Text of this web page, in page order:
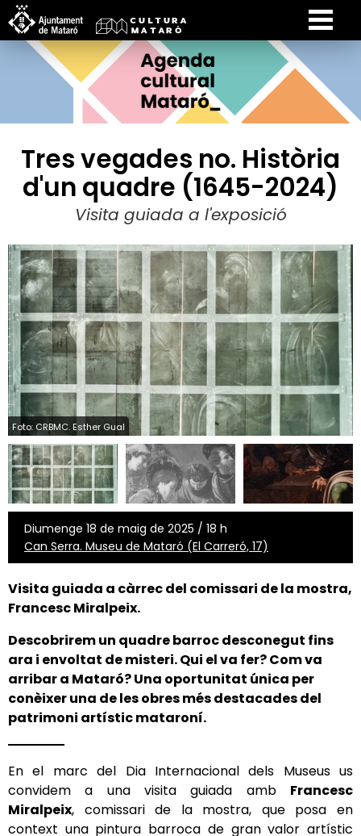
Tres vegades no. Història
d'un quadre (1645-2024)
Visita guiada a l'exposició
Foto: CRBMC. Esther Gual
Diumenge 18 de maig de 2025 / 18 h
Can Serra. Museu de Mataró (El Carreró, 17)
Visita guiada a càrrec del comissari de la mostra,
Francesc Miralpeix.
Descobrirem un quadre barroc desconegut fins
ara i envoltat de misteri. Qui el va fer? Com va
arribar a Mataró?Una oportunitat única per
conèixer una de les obres més destacades del
patrimoni artístic mataroní.
En el marc del Dia Internacional dels Museus us
convidem a una visita guiada amb Francesc
Miralpeix, comissari de la mostra, que posa en
context una pintura barroca de gran valor artístic